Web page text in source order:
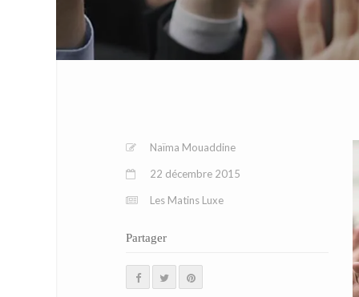
Naïma Mouaddine
22 décembre 2015
Les Matins Luxe
Partager